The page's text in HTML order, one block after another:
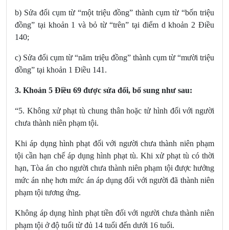
b) Sửa đổi cụm từ “một triệu đồng” thành cụm từ “bốn triệu
đồng” tại khoản 1 và bỏ từ “trên” tại điểm d khoản 2 Điều
140;
c) Sửa đổi cụm từ “năm triệu đồng” thành cụm từ “mười triệu
đồng” tại khoản 1 Điều 141 .
3. Khoản 5 Điều 69 được sửa đổi, bổ sung như sau:
“5. Không xử phạt tù chung thân hoặc tử hình đối với người
chưa thành niên phạm tội.
Khi áp dụng hình phạt đối với người chưa thành niên phạm
tội cần hạn chế áp dụng hình phạt tù. Khi xử phạt tù có thời
hạn, Tòa án cho người chưa thành niên phạm tội được hưởng
mức án nhẹ hơn mức án áp dụng đối với người đã thành niên
phạm tội tương ứng.
Không áp dụng hình phạt tiền đối với người chưa thành niên
phạm tội ở độ tuổi từ đủ 14 tuổi đến dưới 16 tuổi.